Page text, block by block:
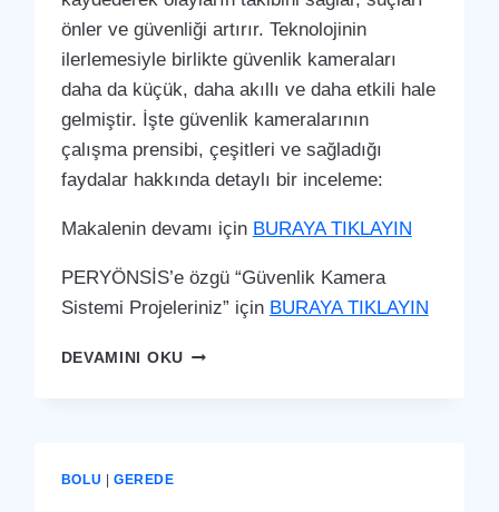
önler ve güvenliği artırır. Teknolojinin
ilerlemesiyle birlikte güvenlik kameraları
daha da küçük, daha akıllı ve daha etkili hale
gelmiştir. İşte güvenlik kameralarının
çalışma prensibi, çeşitleri ve sağladığı
faydalar hakkında detaylı bir inceleme:
Makalenin devamı için BURAYA TIKLAYIN
PERYÖNSİS’e özgü “Güvenlik Kamera
Sistemi Projeleriniz” için BURAYA TIKLAYIN
DEVAMINI OKUGEREDE
BOLU GEREDE